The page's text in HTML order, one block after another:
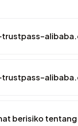
berisiko